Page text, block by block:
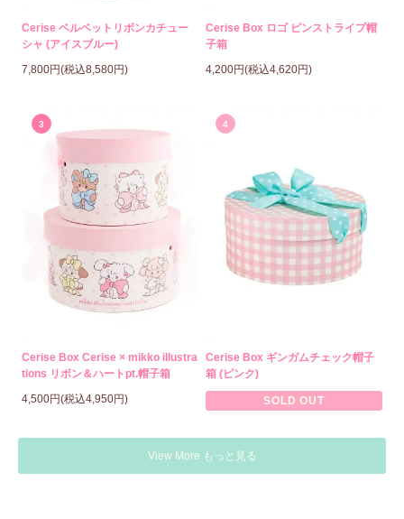
Cerise ベルベットリボンカチュー
シャ (アイスブルー)
7,800円(税込8,580円)
Cerise Box ロゴ ピンストライプ帽
子箱
4,200円(税込4,620円)
3
Cerise Box Cerise × mikko illustra
tions リボン＆ハートpt.帽子箱
4,500円(税込4,950円)
4
Cerise Box ギンガムチェック帽子
箱 (ピンク)
SOLD OUT
View More もっと見る